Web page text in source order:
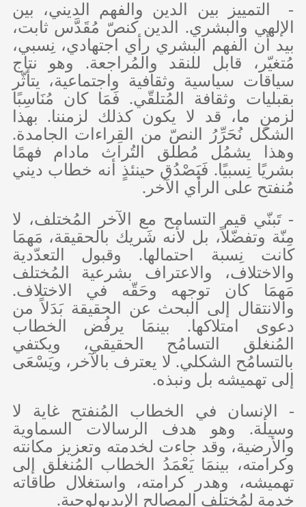
- التمييز بين الدين والفهم الديني، بين
الإلهي والبشري. الدين كنصّ مُقَدَّس ثابت،
بيد أن الفهم البشري رأي اجتهادي، نِسبي،
مُتغيّر، قابل للنقد والمُراجعة. وهو نتاج
سياقات سياسية وثقافية واجتماعية، يتأثّر
بقبليات وثقافة المُتلقّي. فَمَا كان مُنَاسِبًا
لزمنٍ ما، قد لا يكون كذلك لزمننا. بهذا
الشكل نُحَرِّرُ النصّ من القِراءات الجامدة.
وهذا يشمُل مُطلق التُراث مادام فهمًا
بشريًا نِسبيًا. فَيَصْدُق حينئذٍ أنه خطاب ديني
مُنفتح على الرأي الآخر.
- تَبنّي قيم التسامح مع الآخر المُختلف، لا
مِنّة وتفضّلاً، بل لأنه شَريك بالحقيقة، مَهمَا
كانت نِسبة احتمالها. وقبول التعدّدية
والاختلاف، والاعتراف بشرعية المُختلف
مَهمَا كان توجهه وحَقّه في الاختلاف.
والانتقال إلى البحث عن الحقيقة بَدَلاً من
دعوى امتلاكها. بينمَا يرفُض الخطاب
المُنغلق التسامُح الحقيقي، ويكتفي
بالتسامُح الشكلي. لا يعترف بالآخر، ويَسْعَى
إلى تهميشه بل ونبذه.
- الإنسان في الخطاب المُنفتح غاية لا
وسيلة. وهو هدف الرسالات السماوية
والأرضية، وقد جاءت لخدمته وتعزيز مكانته
وكرامته، بينمَا يَعْمَدُ الخطاب المُنغلق إلى
تهميشه، وهدر كرامته، واستغلال طاقاته
خدمة لمُختلف المصالح الإيديولوجية.